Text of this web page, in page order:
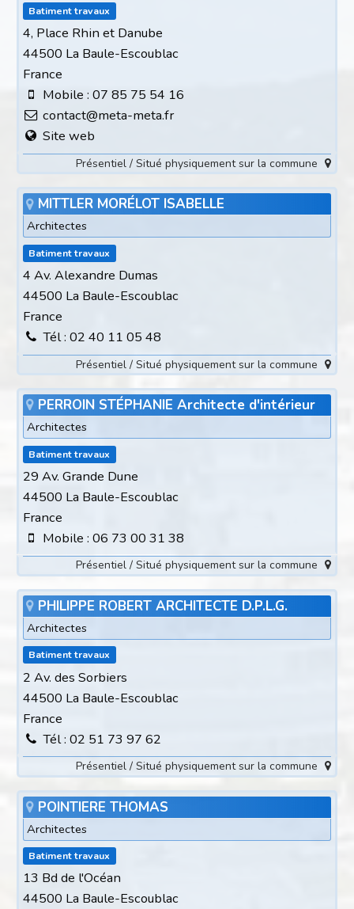
Batiment travaux
4, Place Rhin et Danube
44500 La Baule-Escoublac
France
Mobile : 07 85 75 54 16
contact@meta-meta.fr
Site web
Présentiel / Situé physiquement sur la commune
MITTLER MORÉLOT ISABELLE
Architectes
Batiment travaux
4 Av. Alexandre Dumas
44500 La Baule-Escoublac
France
Tél : 02 40 11 05 48
Présentiel / Situé physiquement sur la commune
PERROIN STÉPHANIE Architecte d'intérieur
Architectes
Batiment travaux
29 Av. Grande Dune
44500 La Baule-Escoublac
France
Mobile : 06 73 00 31 38
Présentiel / Situé physiquement sur la commune
PHILIPPE ROBERT ARCHITECTE D.P.L.G.
Architectes
Batiment travaux
2 Av. des Sorbiers
44500 La Baule-Escoublac
France
Tél : 02 51 73 97 62
Présentiel / Situé physiquement sur la commune
POINTIERE THOMAS
Architectes
Batiment travaux
13 Bd de l'Océan
44500 La Baule-Escoublac